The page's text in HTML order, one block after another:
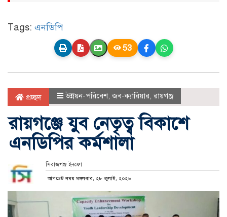
Tags: এনডিপি
53
প্রচ্ছদ উন্নয়ন-পরিবেশ,জব-ক্যারিয়ার, রায়গঞ্জ
রায়গঞ্জে যুব নেতৃত্ব বিকাশে
এনডিপির কর্মশালা
সিরাজগঞ্জ ইনফো
আপডেট সময় মঙ্গলবার, ২৮ জুলাই, ২০২৬